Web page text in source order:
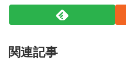
関連記事